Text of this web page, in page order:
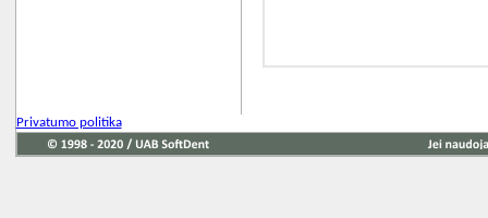
Privatumo politika